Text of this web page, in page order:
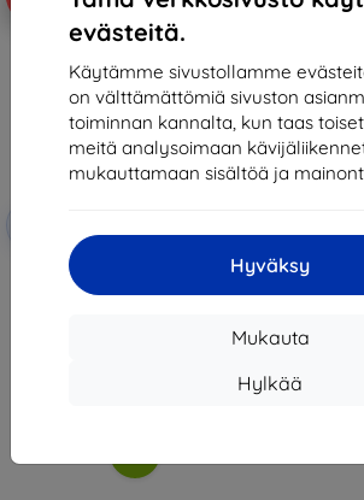
evästeitä.
Käytämme sivustollamme
on välttämättömiä sivuston
toiminnan kannalta, kun taas
meitä analysoimaan
mukauttamaan sisältöä ja
Hyväksy
Mukauta
Hylkää
kupongilla
3mk Poco M8 Pro 5G - ARC+ ()
13,90 €
3mk
Pro -